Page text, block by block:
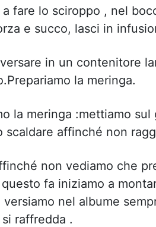
fare lo sciroppo , nel
e succo, lasci in
in un contenitore
la meringa.
la meringa :mettiamo
scaldare affinché non
non vediamo che
fa iniziamo a
nel albume
raffredda .